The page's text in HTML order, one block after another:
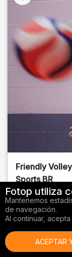
Friendly
Sports BR
Orange
01/14/2026
Fotop utiliza
Mantenemos
de navegación.
Al continuar, acepta
ACEPTAR